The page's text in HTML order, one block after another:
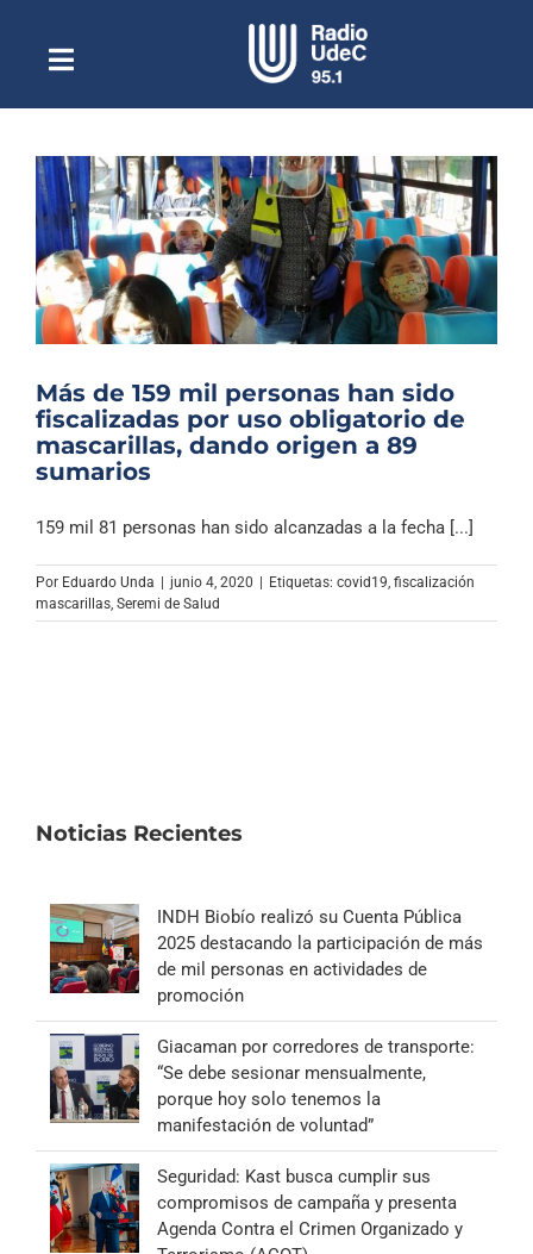
contenidoToggle
NavigationEscuchar Radio UdeC en vivo
Quiénes Somos
Programación
Podcast
Noticias
Columnas
Música Clásica
Más de 159 mil personas han sido
fiscalizadas por uso obligatorio de
mascarillas, dando origen a 89
sumarios
159 mil 81 personas han sido alcanzadas a la fecha [...]
Por Eduardo Unda | junio 4, 2020 | Etiquetas: covid19 fiscalización
mascarillas Seremi de Salud
Noticias Recientes
INDH Biobío realizó su Cuenta Pública
2025 destacando la participación de más
de mil personas en actividades de
promoción
Giacaman por corredores de transporte:
“Se debe sesionar mensualmente,
porque hoy solo tenemos la
manifestación de voluntad”
Seguridad: Kast busca cumplir sus
compromisos de campaña y presenta
Agenda Contra el Crimen Organizado y